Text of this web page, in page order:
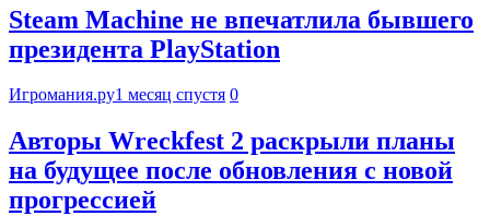
Steam Machine не впечатлила бывшего
президента PlayStation
Игромания.ру1 месяц спустя 0
Авторы Wreckfest 2 раскрыли планы
на будущее после обновления с новой
прогрессией